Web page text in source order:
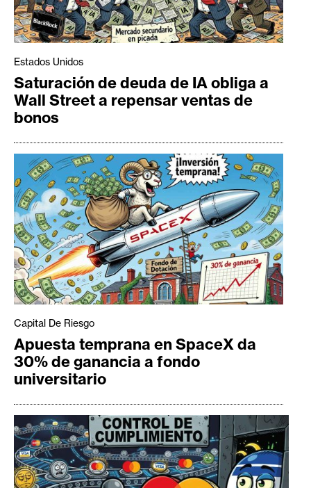
Estados Unidos
Saturación de deuda de IA obliga a
Wall Street a repensar ventas de
bonos
Capital De Riesgo
Apuesta temprana en SpaceX da
30% de ganancia a fondo
universitario